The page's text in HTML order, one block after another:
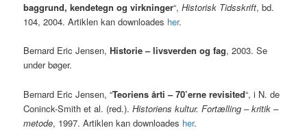
baggrund, kendetegn og virkninger“,Historisk Tidsskrift, bd.
104, 2004. Artiklen kan downloades her.
Bernard Eric Jensen,Historie – livsverden og fag, 2003. Se
under bøger.
Bernard Eric Jensen, “Teoriens årti – 70’erne revisited“, i N. de
Coninck-Smith et al. (red.).Historiens kultur. Fortælling – kritik –
metode, 1997. Artiklen kan downloades her.